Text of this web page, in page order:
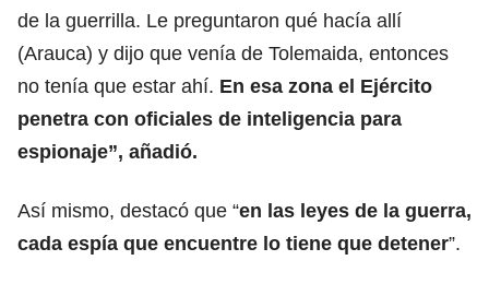
de la guerrilla. Le preguntaron qué hacía allí
(Arauca) y dijo que venía de Tolemaida, entonces
no tenía que estar ahí. En esa zona el Ejército
penetra con oficiales de inteligencia para
espionaje”, añadió.
Así mismo, destacó que “en las leyes de la guerra,
cada espía que encuentre lo tiene que detener”.